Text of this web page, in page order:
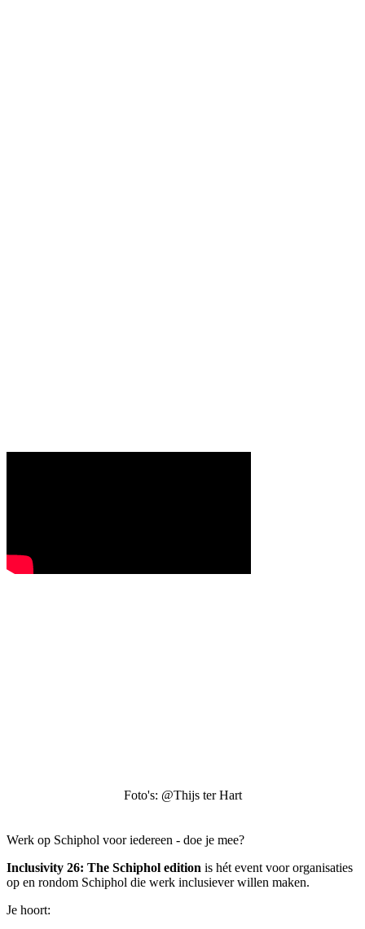
Foto's: @Thijs ter Hart
Werk op Schiphol voor iedereen - doe je mee?
Inclusivity 26: The Schiphol edition is hét event voor organisaties
op en rondom Schiphol die werk inclusiever willen maken.
Je hoort: